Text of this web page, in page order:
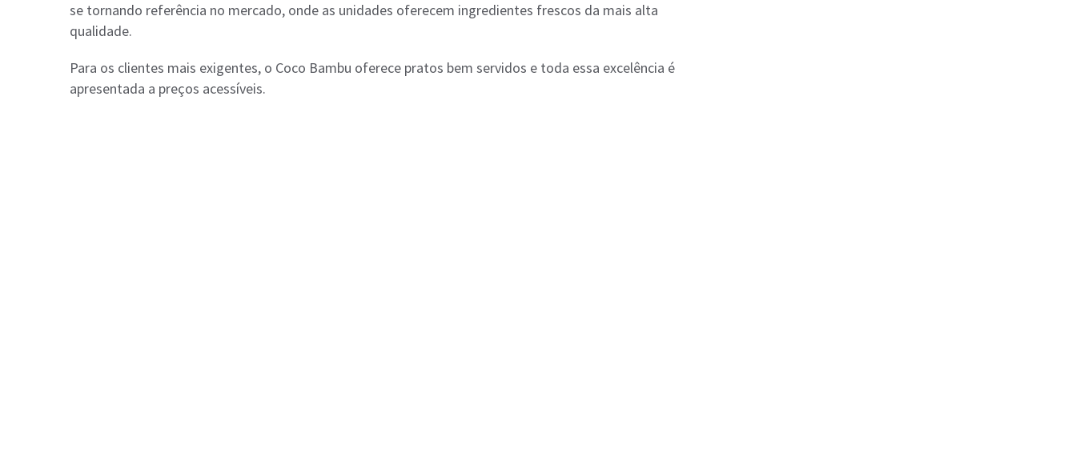
se tornando referência no mercado, onde as unidades oferecem ingredientes frescos da mais alta
qualidade.
Para os clientes mais exigentes, o Coco Bambu oferece pratos bem servidos e toda essa excelência é
apresentada a preços acessíveis.